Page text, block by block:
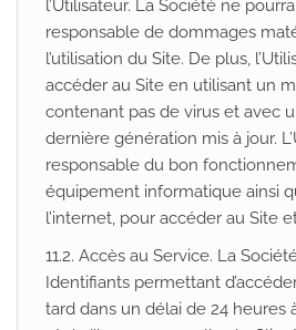
l’Utilisateur. La Société ne
responsable de dommages
l’utilisation du Site. De plus,
accéder au Site en utilisant un
contenant pas de virus et avec
dernière génération mis à jour.
responsable du bon
équipement informatique ainsi
l’internet, pour accéder au Site
11.2. Accès au Service. La
Identifiants permettant
tard dans un délai de 24 heures